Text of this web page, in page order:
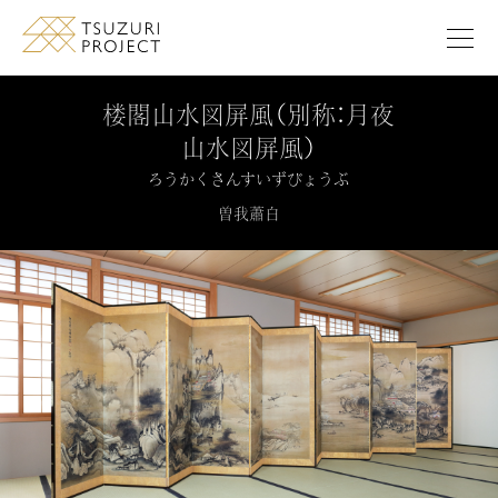
楼閣山水図屏風（別称：月夜
山水図屏風）
ろうかくさんすいずびょうぶ
曽我蕭白